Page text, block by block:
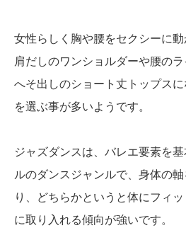
女性らしく胸や腰をセクシーに動
肩だしのワンショルダーや腰の
へそ出しのショート丈トップス
を選ぶ事が多いようです。
ジャズダンスは、バレエ要素を
ルのダンスジャンルで、身体の
り、どちらかというと体にフィ
に取り入れる傾向が強いです。